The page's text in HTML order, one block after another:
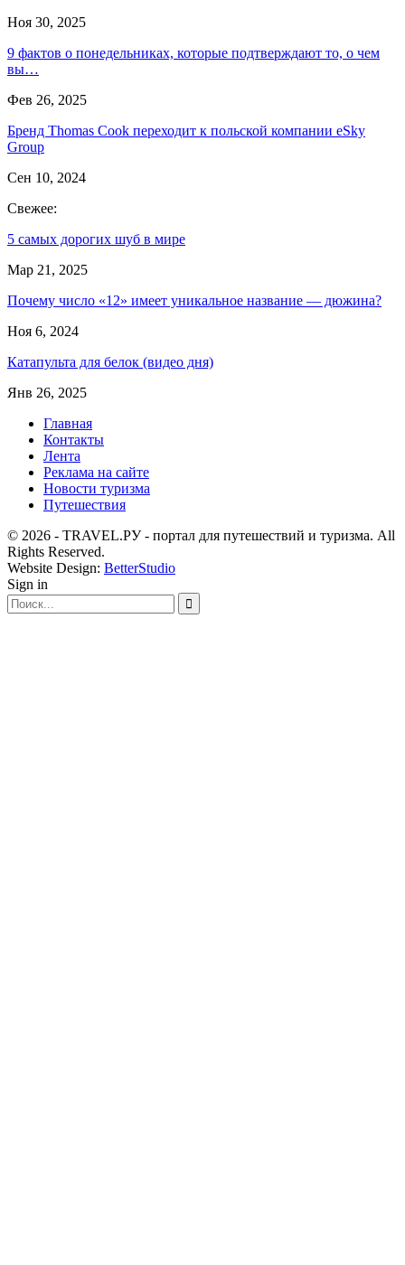
Ноя 30, 2025
9 фактов о понедельниках, которые подтверждают то, о чем
вы…
Фев 26, 2025
Бренд Thomas Cook переходит к польской компании eSky
Group
Сен 10, 2024
Свежее:
5 самых дорогих шуб в мире
Мар 21, 2025
Почему число «12» имеет уникальное название — дюжина?
Ноя 6, 2024
Катапульта для белок (видео дня)
Янв 26, 2025
Главная
Контакты
Лента
Реклама на сайте
Новости туризма
Путешествия
© 2026 - TRAVEL.РУ - портал для путешествий и туризма. All
Rights Reserved.
Website Design: BetterStudio
Sign in